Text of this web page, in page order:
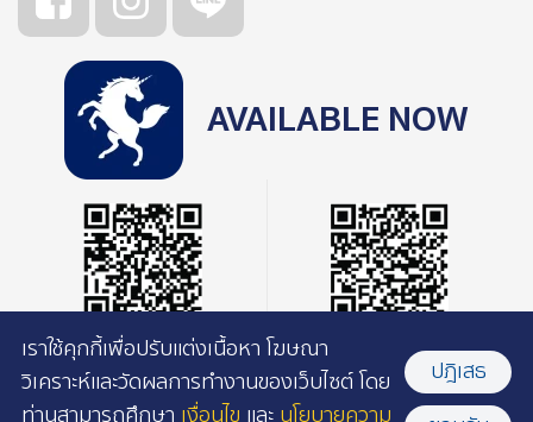
AVAILABLE NOW
เราใช้คุกกี้เพื่อปรับแต่งเนื้อหา โฆษณา
วิเคราะห์และวัดผลการทำงานของเว็บไซต์ โดย
ปฎิเสธ